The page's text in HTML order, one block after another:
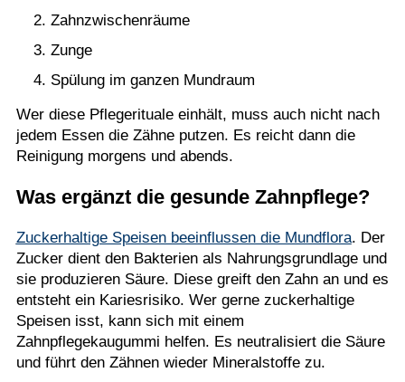
Zahnzwischenräume
Zunge
Spülung im ganzen Mundraum
Wer diese Pflegerituale einhält, muss auch nicht nach
jedem Essen die Zähne putzen. Es reicht dann die
Reinigung morgens und abends.
Was ergänzt die gesunde Zahnpflege?
Zuckerhaltige Speisen beeinflussen die Mundflora. Der
Zucker dient den Bakterien als Nahrungsgrundlage und
sie produzieren Säure. Diese greift den Zahn an und es
entsteht ein Kariesrisiko. Wer gerne zuckerhaltige
Speisen isst, kann sich mit einem
Zahnpflegekaugummi helfen. Es neutralisiert die Säure
und führt den Zähnen wieder Mineralstoffe zu.